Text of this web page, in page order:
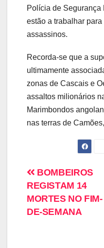
Polícia de
estão a trabalhar
assassinos.
Recorda-se que a
ultimamente
zonas de Cascais e
assaltos milionários
Marimbondos
nas terras de
BOMBEIROS
REGISTAM 14
MORTES NO FIM-
DE-SEMANA